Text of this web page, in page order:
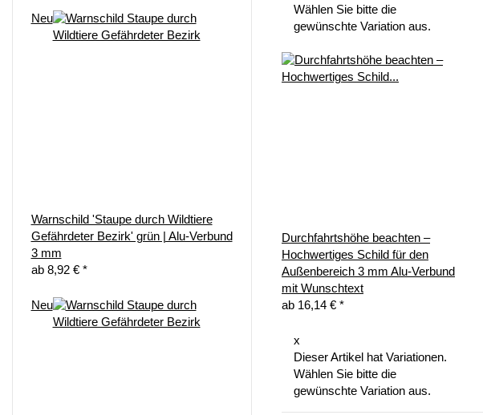
Wählen Sie bitte die
gewünschte Variation aus.
Durchfahrtshöhe beachten –
Hochwertiges Schild für den
Außenbereich 3 mm Alu-Verbund
mit Wunschtext
ab 16,14 € *
x
Dieser Artikel hat Variationen.
Wählen Sie bitte die
gewünschte Variation aus.
Neu
Warnschild 'Staupe durch Wildtiere
Gefährdeter Bezirk' grün | Alu-Verbund
3 mm
ab 8,92 € *
Neu